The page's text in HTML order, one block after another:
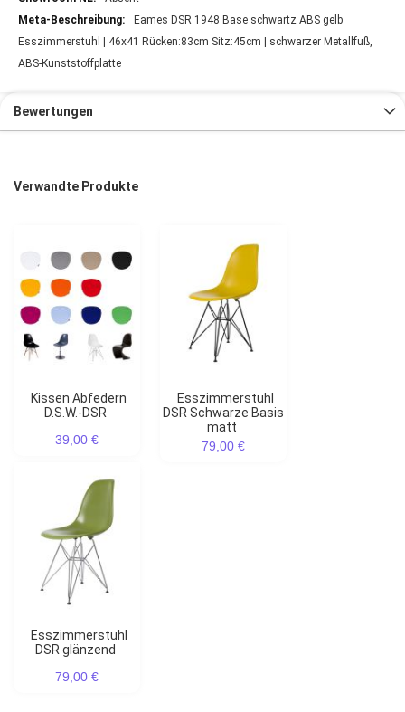
Eames DSR 1948 Base schwartz ABS gelb
Esszimmerstuhl | 46x41 Rücken:83cm Sitz:45cm | schwarzer Metallfuß,
ABS-Kunststoffplatte
Bewertungen
Verwandte Produkte
Kissen Abfedern
D.S.W.-DSR
39,00 €
Esszimmerstuhl
DSR Schwarze Basis
matt
79,00 €
Esszimmerstuhl
DSR glänzend
79,00 €